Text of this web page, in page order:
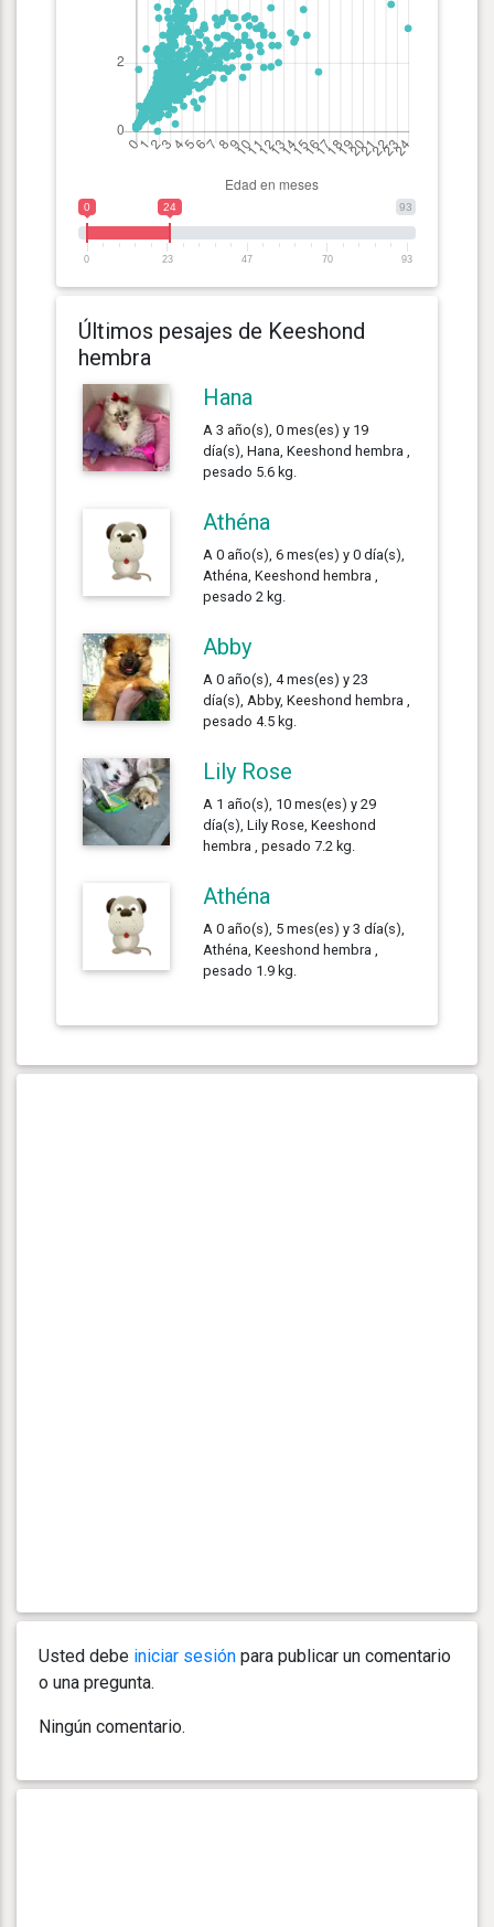
93
0 24
0 23 47 70 93
Últimos pesajes de Keeshond
hembra
Hana
A 3 año(s), 0 mes(es) y 19
día(s), Hana, Keeshond hembra ,
pesado 5.6 kg.
Athéna
A 0 año(s), 6 mes(es) y 0 día(s),
Athéna, Keeshond hembra ,
pesado 2 kg.
Abby
A 0 año(s), 4 mes(es) y 23
día(s), Abby, Keeshond hembra ,
pesado 4.5 kg.
Lily Rose
A 1 año(s), 10 mes(es) y 29
día(s), Lily Rose, Keeshond
hembra , pesado 7.2 kg.
Athéna
A 0 año(s), 5 mes(es) y 3 día(s),
Athéna, Keeshond hembra ,
pesado 1.9 kg.
Usted debe iniciar sesión para publicar un comentario
o una pregunta.
Ningún comentario.